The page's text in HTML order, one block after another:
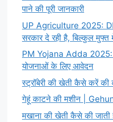
पाने की पूरी जानकारी
UP Agriculture 2025:
सरकार दे रही है, बिल्कुल
PM Yojana Adda 2025:
योजनाओं के लिए आवेदन
स्ट्रॉबेरी की खेती कैसे करें की
गेहूं काटने की मशीन |
मखाना की खेती कैसे की